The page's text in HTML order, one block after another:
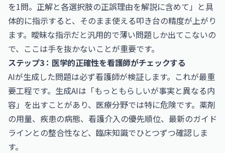
を1問。正解と各選択肢の正誤理由を解説に含めて」と具
体的に指示すると、そのまま使える叩き台の精度が上がり
ます。曖昧な指示だと汎用的で薄い問題しか出てこないの
で、ここは手を抜かないことが重要です。
ステップ3：医学的正確性を看護師がチェックする
AIが生成した問題は必ず看護師が検証します。これが最重
要工程です。生成AIは「もっともらしいが事実と異なる内
容」を出すことがあり、医療分野では特に危険です。薬剤
の用量、疾患の病態、看護介入の優先順位、最新のガイド
ラインとの整合性など、臨床知識でひとつずつ確認しま
す。